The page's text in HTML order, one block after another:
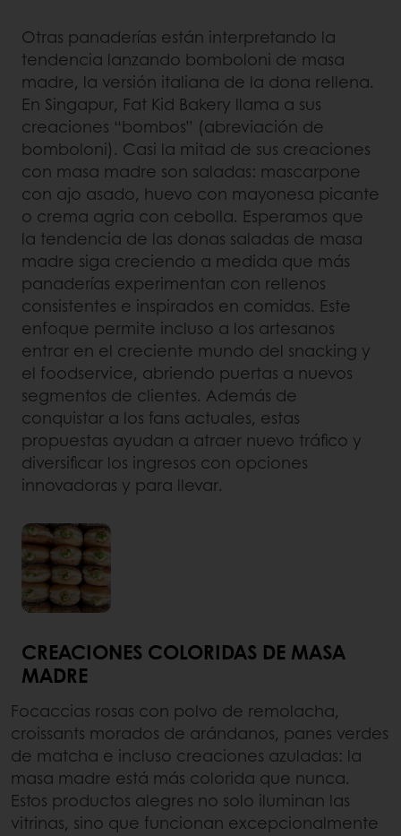
Otras panaderías están interpretando la
tendencia lanzando bomboloni de masa
madre, la versión italiana de la dona rellena.
En Singapur, Fat Kid Bakery llama a sus
creaciones “bombos” (abreviación de
bomboloni). Casi la mitad de sus creaciones
con masa madre son saladas: mascarpone
con ajo asado, huevo con mayonesa picante
o crema agria con cebolla. Esperamos que
la tendencia de las donas saladas de masa
madre siga creciendo a medida que más
panaderías experimentan con rellenos
consistentes e inspirados en comidas. Este
enfoque permite incluso a los artesanos
entrar en el creciente mundo del snacking y
el foodservice, abriendo puertas a nuevos
segmentos de clientes. Además de
conquistar a los fans actuales, estas
propuestas ayudan a atraer nuevo tráfico y
diversificar los ingresos con opciones
innovadoras y para llevar.
CREACIONES COLORIDAS DE MASA
MADRE
Focaccias rosas con polvo de remolacha,
croissants morados de arándanos, panes verdes
de matcha e incluso creaciones azuladas: la
masa madre está más colorida que nunca.
Estos productos alegres no solo iluminan las
vitrinas, sino que funcionan excepcionalmente